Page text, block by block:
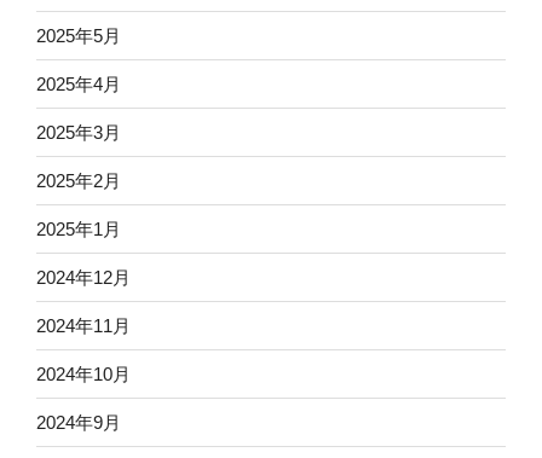
2025年5月
2025年4月
2025年3月
2025年2月
2025年1月
2024年12月
2024年11月
2024年10月
2024年9月